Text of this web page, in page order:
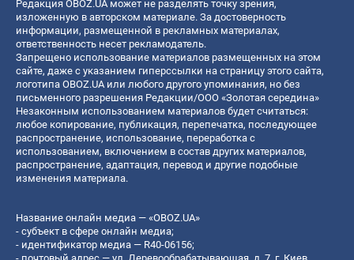
Редакция OBOZ.UA может не разделять точку зрения,
изложенную в авторском материале. За достоверность
информации, размещенной в рекламных материалах,
ответственность несет рекламодатель.
Запрещено использование материалов размещенных на этом
сайте, даже с указанием гиперссылки на страницу этого сайта,
логотипа OBOZ.UA или любого другого упоминания, но без
письменного разрешения Редакции/ООО «Золотая середина»
Незаконным использованием материалов будет считаться:
любое копирование, публикация, перепечатка, последующее
распространение, использование, переработка с
использованием, включением в состав других материалов,
распространение, адаптация, перевод и другие подобные
изменения материала.
Название онлайн медиа — «OBOZ.UA»
- субъект в сфере онлайн медиа;
- идентификатор медиа — R40-06156;